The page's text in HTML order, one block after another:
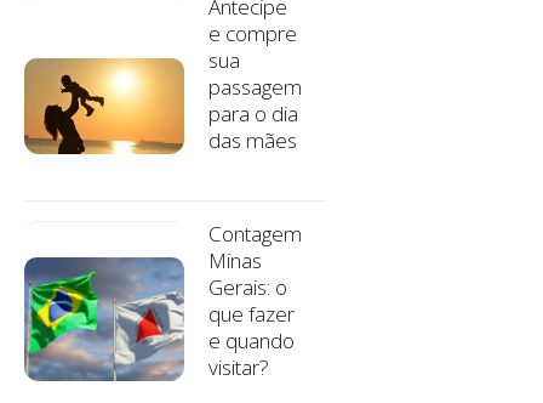
Antecipe
e compre
sua
passagem
para o dia
das mães
Contagem
Minas
Gerais: o
que fazer
e quando
visitar?